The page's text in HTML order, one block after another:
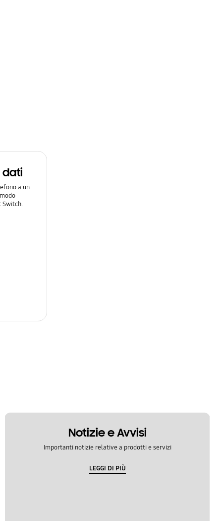
dati
a un
Switch.
Notizie e Avvisi
Importanti notizie relative a prodotti e servizi
LEGGI DI PIÙ